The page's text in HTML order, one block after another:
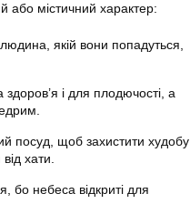
або містичний характер:
якій вони попадуться,
і для плодючості, а
посуд, щоб захистити худобу
хати.
бо небеса відкриті для